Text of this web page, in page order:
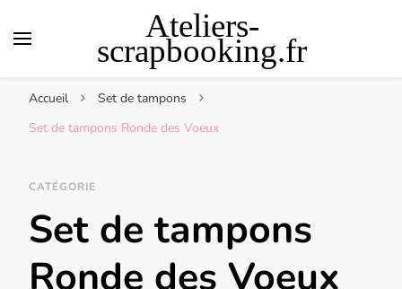
Ateliers-
scrapbooking.fr
Accueil
Set de tampons
Set de tampons Ronde des Voeux
CATÉGORIE
Set de tampons
Ronde des Voeux